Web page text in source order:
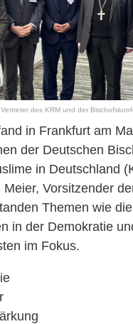
Vertreter des KRM und der
in Frankfurt am
der Deutschen
in Deutschland
Vorsitzender
Themen wie
in der Demokratie
im Fokus.